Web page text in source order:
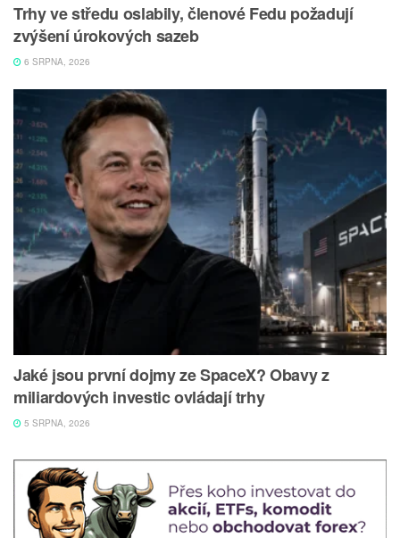
Trhy ve středu oslabily, členové Fedu požadují
zvýšení úrokových sazeb
6 SRPNA, 2026
Jaké jsou první dojmy ze SpaceX? Obavy z
miliardových investic ovládají trhy
5 SRPNA, 2026